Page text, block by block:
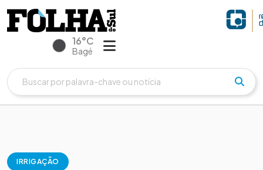
16°C
Bagé
IRRIGAÇÃO